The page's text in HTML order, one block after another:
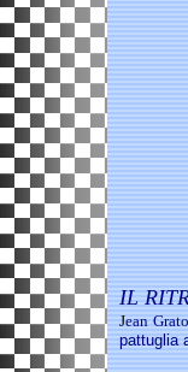
IL
Jean
pattuglia